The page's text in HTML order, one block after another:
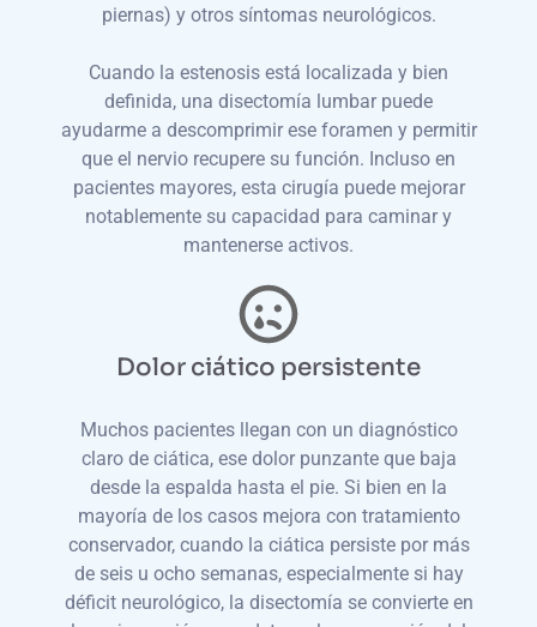
piernas) y otros síntomas neurológicos.
Cuando la estenosis está localizada y bien
definida, una disectomía lumbar puede
ayudarme a descomprimir ese foramen y permitir
que el nervio recupere su función. Incluso en
pacientes mayores, esta cirugía puede mejorar
notablemente su capacidad para caminar y
mantenerse activos.
Dolor ciático persistente
Muchos pacientes llegan con un diagnóstico
claro de ciática, ese dolor punzante que baja
desde la espalda hasta el pie. Si bien en la
mayoría de los casos mejora con tratamiento
conservador, cuando la ciática persiste por más
de seis u ocho semanas, especialmente si hay
déficit neurológico, la disectomía se convierte en